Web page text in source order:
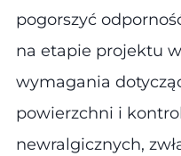
pogorszyć
na etapie projektu
wymagania
powierzchni i
newralgicznych,